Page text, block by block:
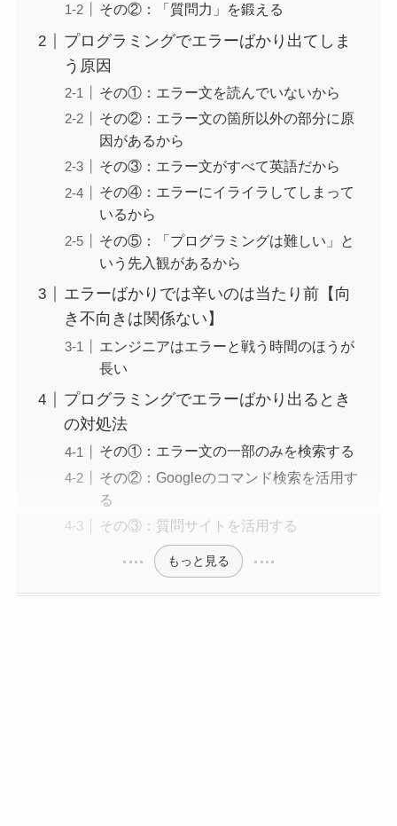
その②：「質問力」を鍛える
プログラミングでエラーばかり出てしま
う原因
その①：エラー文を読んでいないから
その②：エラー文の箇所以外の部分に原
因があるから
その③：エラー文がすべて英語だから
その④：エラーにイライラしてしまって
いるから
その⑤：「プログラミングは難しい」と
いう先入観があるから
エラーばかりでは辛いのは当たり前【向
き不向きは関係ない】
エンジニアはエラーと戦う時間のほうが
長い
プログラミングでエラーばかり出るとき
の対処法
その①：エラー文の一部のみを検索する
その②：Googleのコマンド検索を活用す
る
その③：質問サイトを活用する
もっと見る